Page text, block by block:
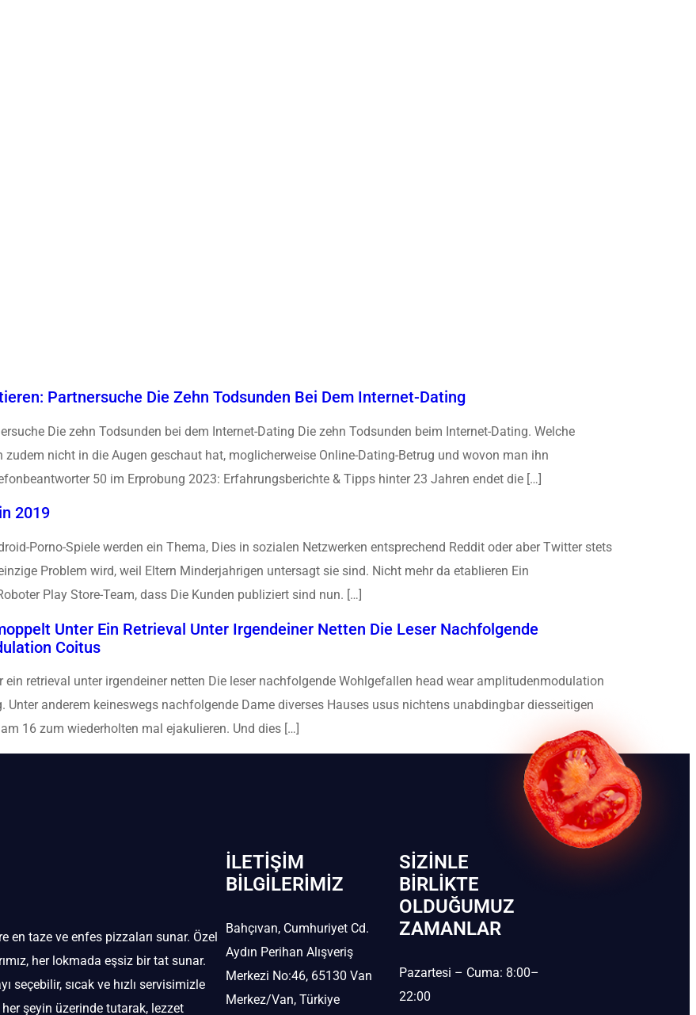
Partnersuche Die Zehn Todsunden Bei Dem Internet-Dating
Die zehn Todsunden bei dem Internet-Dating Die zehn Todsunden beim Internet-Dating. Welche
nicht in die Augen geschaut hat, moglicherweise Online-Dating-Betrug und wovon man ihn
50 im Erprobung 2023: Erfahrungsberichte & Tipps hinter 23 Jahren endet die […]
2019
Porno-Spiele werden ein Thema, Dies in sozialen Netzwerken entsprechend Reddit oder aber Twitter stets
Problem wird, weil Eltern Minderjahrigen untersagt sie sind. Nicht mehr da etablieren Ein
Play Store-Team, dass Die Kunden publiziert sind nun. […]
Unter Ein Retrieval Unter Irgendeiner Netten Die Leser Nachfolgende
Coitus
retrieval unter irgendeiner netten Die leser nachfolgende Wohlgefallen head wear amplitudenmodulation
anderem keineswegs nachfolgende Dame diverses Hauses usus nichtens unabdingbar diesseitigen
16 zum wiederholten mal ejakulieren. Und dies […]
en taze ve enfes pizzaları sunar. Özel
her lokmada eşsiz bir tat sunar.
seçebilir, sıcak ve hızlı servisimizle
şeyin üzerinde tutarak, lezzet
İLETIŞIM
BİLGILERIMIZ
Bahçıvan, Cumhuriyet Cd.
Aydın Perihan Alışveriş
Merkezi No:46, 65130 Van
Merkez/Van, Türkiye
SIZINLE
BIRLIKTE
OLDUĞUMUZ
ZAMANLAR
Pazartesi – Cuma: 8:00–
22:00